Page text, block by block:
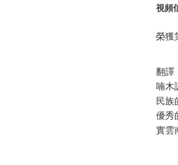
視頻
榮獲
翻譯
喃木
民族
優秀
實雲